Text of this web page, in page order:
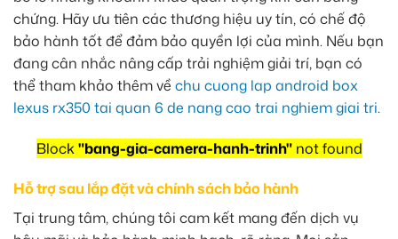
chứng. Hãy ưu tiên các thương hiệu uy tín, có chế độ
bảo hành tốt để đảm bảo quyền lợi của mình. Nếu bạn
đang cân nhắc nâng cấp trải nghiệm giải trí, bạn có
thể tham khảo thêm về chu cuong lap android box
lexus rx350 tai quan 6 de nang cao trai nghiem giai tri.
Block"bang-gia-camera-hanh-trinh"not found
Hỗ trợ sau lắp đặt và chính sách bảo hành
Tại trung tâm, chúng tôi cam kết mang đến dịch vụ